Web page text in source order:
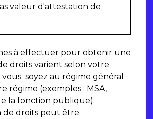
valeur d'attestation de
à effectuer pour obtenir une
droits varient selon votre
soyez au régime général
régime (exemples : MSA,
la fonction publique).
de droits peut être